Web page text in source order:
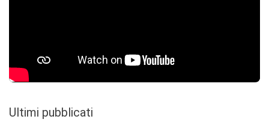
Ultimi pubblicati